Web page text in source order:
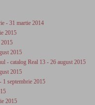
- 31 martie 2014
2015
2015
- catalog Real 13 - 26 august 2015
2015
1 septembrie 2015
2015